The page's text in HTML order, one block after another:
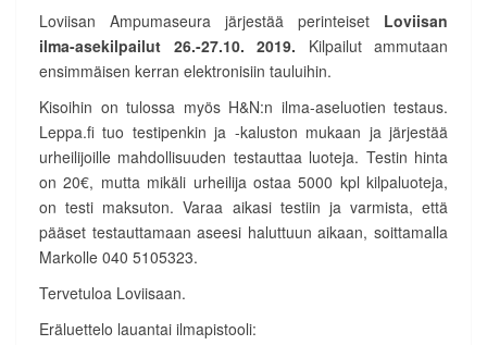
Loviisan Ampumaseura järjestää perinteiset Loviisan
ilma-asekilpailut 26.-27.10. 2019. Kilpailut ammutaan
ensimmäisen kerran elektronisiin tauluihin.
Kisoihin on tulossa myös H&N:n ilma-aseluotien testaus.
Leppa.fi tuo testipenkin ja -kaluston mukaan ja järjestää
urheilijoille mahdollisuuden testauttaa luoteja. Testin hinta
on 20€, mutta mikäli urheilija ostaa 5000 kpl kilpaluoteja,
on testi maksuton. Varaa aikasi testiin ja varmista, että
pääset testauttamaan aseesi haluttuun aikaan, soittamalla
Markolle 040 5105323.
Tervetuloa Loviisaan.
Eräluettelo lauantai ilmapistooli: